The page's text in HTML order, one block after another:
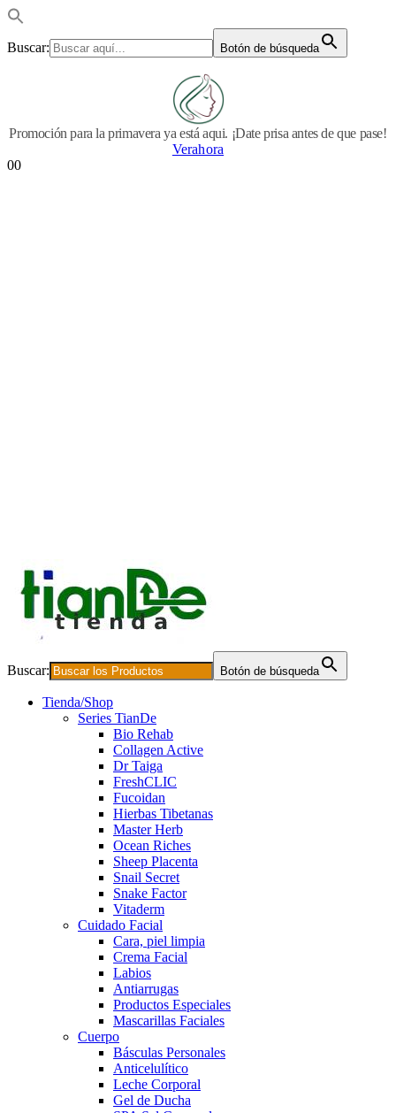
Buscar: Botón de búsqueda
Promoción para la primavera ya está aqui. ¡Date prisa antes de que pase!
Verahora
00
Buscar: Botón de búsqueda
Tienda/Shop
Series TianDe
Bio Rehab
Collagen Active
Dr Taiga
FreshCLIC
Fucoidan
Hierbas Tibetanas
Master Herb
Ocean Riches
Sheep Placenta
Snail Secret
Snake Factor
Vitaderm
Cuidado Facial
Cara, piel limpia
Crema Facial
Labios
Antiarrugas
Productos Especiales
Mascarillas Faciales
Cuerpo
Básculas Personales
Anticelulítico
Leche Corporal
Gel de Ducha